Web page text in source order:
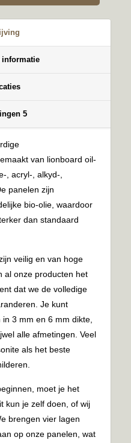
informatie
5
van lionboard oil-
, acryl-, alkyd-,
panelen zijn
bio-olie, waardoor
dan standaard
veilig en van hoge
al onze producten het
dat we de volledige
Je kunt
3 mm en 6 mm dikte,
alle afmetingen. Veel
als het beste
moet je het
kun je zelf doen, of wij
brengen vier lagen
op onze panelen, wat